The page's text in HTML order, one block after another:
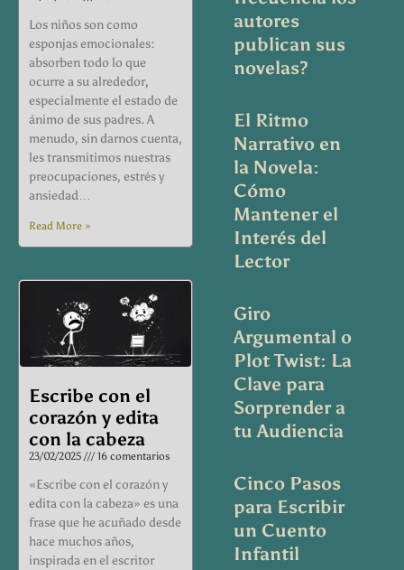
Los niños son como
esponjas emocionales:
absorben todo lo que
ocurre a su alrededor,
especialmente el estado de
ánimo de sus padres. A
menudo, sin darnos cuenta,
les transmitimos nuestras
preocupaciones, estrés y
ansiedad…
Read More »
Escribe con el
corazón y edita
con la cabeza
23/02/2025 16 comentarios
«Escribe con el corazón y
edita con la cabeza» es una
frase que he acuñado desde
hace muchos años,
inspirada en el escritor
autores
publican sus
novelas?
El Ritmo
Narrativo en
la Novela:
Cómo
Mantener el
Interés del
Lector
Giro
Argumental o
Plot Twist: La
Clave para
Sorprender a
tu Audiencia
Cinco Pasos
para Escribir
un Cuento
Infantil